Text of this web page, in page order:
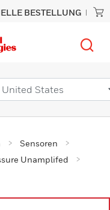
BESTELLUNG
Sensoren
Unamplifed